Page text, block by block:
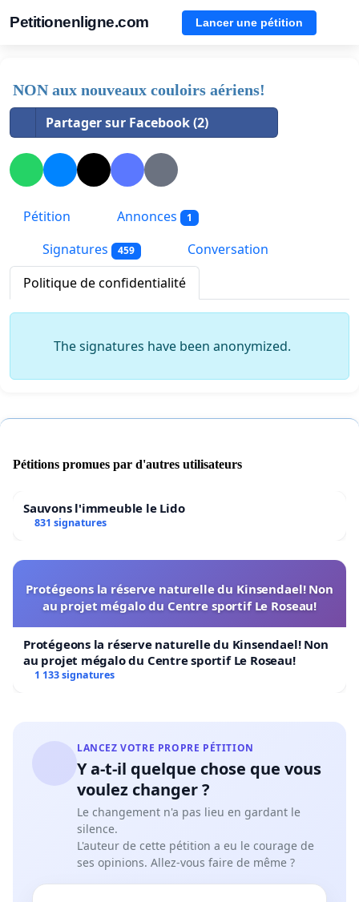
Petitionenligne.com Lancer une pétition
NON aux nouveaux couloirs aériens!
Partager sur Facebook (2)
Pétition Annonces 1
Signatures 459
Conversation
Politique de confidentialité
The signatures have been anonymized.
Pétitions promues par d'autres utilisateurs
Sauvons l'immeuble le Lido
831 signatures
Protégeons la réserve naturelle du Kinsendael! Non
au projet mégalo du Centre sportif Le Roseau!
Protégeons la réserve naturelle du Kinsendael! Non
au projet mégalo du Centre sportif Le Roseau!
1 133 signatures
LANCEZ VOTRE PROPRE PÉTITION
Y a-t-il quelque chose que vous
voulez changer ?
Le changement n'a pas lieu en gardant le
silence.
L'auteur de cette pétition a eu le courage de
ses opinions. Allez-vous faire de même ?